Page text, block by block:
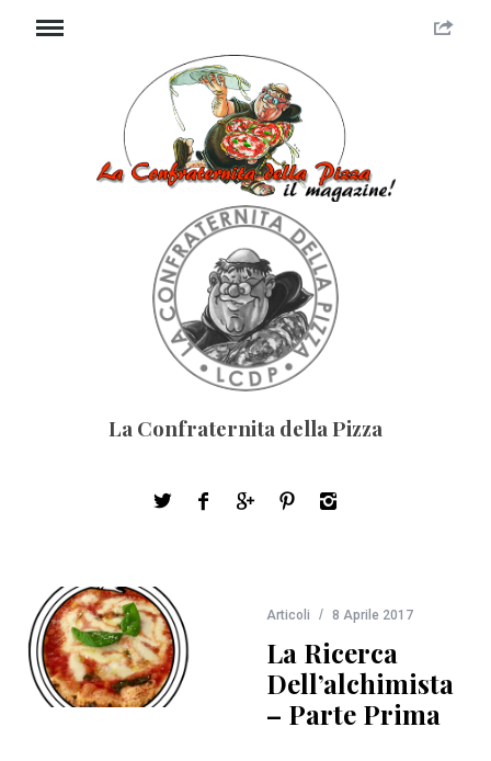
La Confraternita della Pizza
Articoli 8 Aprile 2017
La Ricerca
Dell’alchimista
– Parte Prima